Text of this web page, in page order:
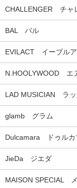
CHALLENGER チャ
BAL バル
EVILACT イーブルア
N.HOOLYWOOD エ
LAD MUSICIAN ラッ
glamb グラム
Dulcamara ドゥルカ
JieDa ジエダ
MAISON SPECIAL